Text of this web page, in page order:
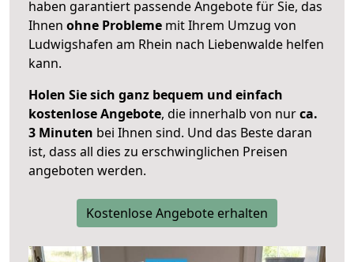
haben garantiert passende Angebote für Sie, das
Ihnen ohne Probleme mit Ihrem Umzug von
Ludwigshafen am Rhein nach Liebenwalde helfen
kann.
Holen Sie sich ganz bequem und einfach
kostenlose Angebote, die innerhalb von nurca.
3 Minuten bei Ihnen sind. Und das Beste daran
ist, dass all dies zu erschwinglichen Preisen
angeboten werden.
Kostenlose Angebote erhalten